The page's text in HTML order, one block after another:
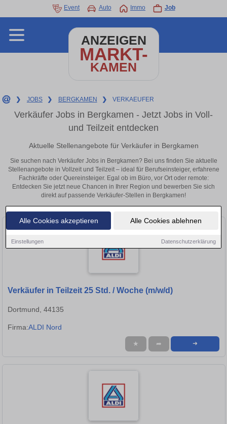
Alle Cookies akzeptieren Alle Cookies ablehnen
Einstellungen Datenschutzerklärung
Event Auto Immo Job
ANZEIGEN
MARKT-
KAMEN
❯ JOBS ❯ BERGKAMEN ❯ VERKAEUFER
Verkäufer Jobs in Bergkamen - Jetzt Jobs in Voll-
und Teilzeit entdecken
Aktuelle Stellenangebote für Verkäufer in Bergkamen
Sie suchen nach Verkäufer Jobs in Bergkamen? Bei uns finden Sie aktuelle
Stellenangebote in Vollzeit und Teilzeit – ideal für Berufseinsteiger, erfahrene
Fachkräfte oder Quereinsteiger. Egal ob im Büro, vor Ort oder remote:
Entdecken Sie jetzt neue Chancen in Ihrer Region und bewerben Sie sich
direkt auf passende Verkäufer-Stellen in Bergkamen!
Verkäufer in Teilzeit 25 Std. / Woche (m/w/d)
Dortmund, 44135
Firma:ALDI Nord
★ ➦ ➜